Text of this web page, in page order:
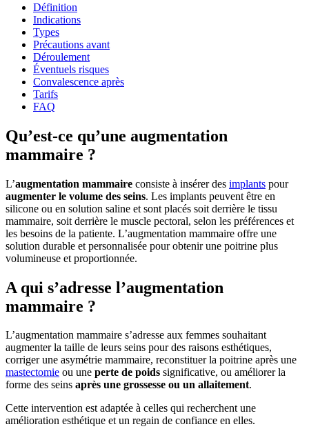
Définition
Indications
Types
Précautions avant
Déroulement
Éventuels risques
Convalescence après
Tarifs
FAQ
Qu’est-ce qu’une augmentation
mammaire ?
L’augmentation mammaire consiste à insérer des implants pour
augmenter le volume des seins. Les implants peuvent être en
silicone ou en solution saline et sont placés soit derrière le tissu
mammaire, soit derrière le muscle pectoral, selon les préférences et
les besoins de la patiente. L’augmentation mammaire offre une
solution durable et personnalisée pour obtenir une poitrine plus
volumineuse et proportionnée.
A qui s’adresse l’augmentation
mammaire ?
L’augmentation mammaire s’adresse aux femmes souhaitant
augmenter la taille de leurs seins pour des raisons esthétiques,
corriger une asymétrie mammaire, reconstituer la poitrine après une
mastectomie ou une perte de poids significative, ou améliorer la
forme des seins après une grossesse ou un allaitement.
Cette intervention est adaptée à celles qui recherchent une
amélioration esthétique et un regain de confiance en elles.